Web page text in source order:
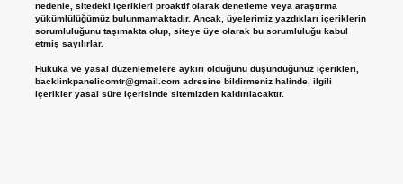
nedenle, sitedeki içerikleri proaktif olarak denetleme veya araştırma
yükümlülüğümüz bulunmamaktadır. Ancak, üyelerimiz yazdıkları içeriklerin
sorumluluğunu taşımakta olup, siteye üye olarak bu sorumluluğu kabul
etmiş sayılırlar.
Hukuka ve yasal düzenlemelere aykırı olduğunu düşündüğünüz içerikleri,
backlinkpanelicomtr@gmail.comadresine bildirmeniz halinde, ilgili
içerikler yasal süre içerisinde sitemizden kaldırılacaktır.